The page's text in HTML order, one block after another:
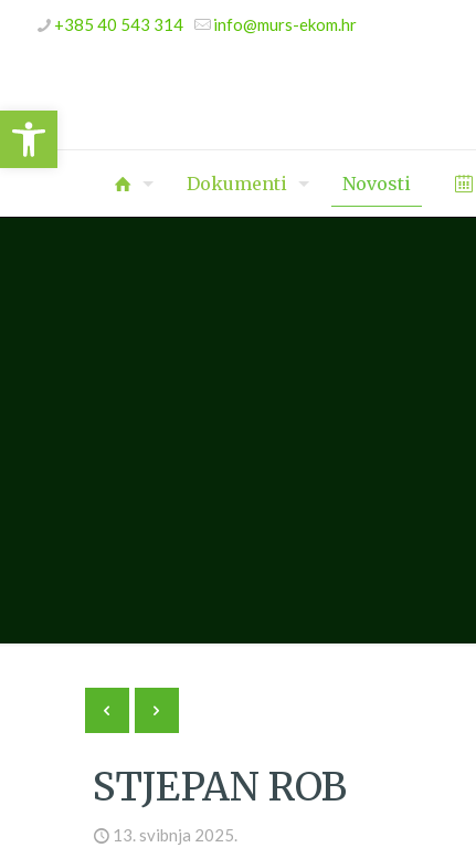
Open toolbar
+385 40 543 314 info@murs-ekom.hr
Dokumenti Novosti
STJEPAN ROB
13. svibnja 2025.